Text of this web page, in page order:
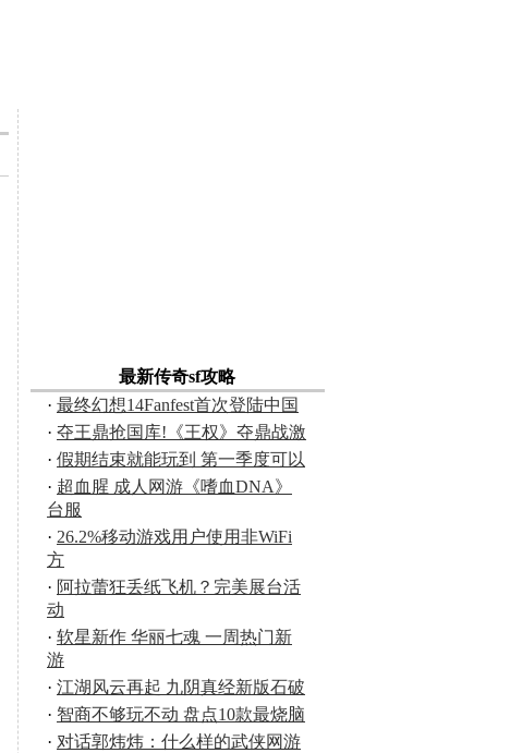
最新传奇sf攻略
· 最终幻想14Fanfest首次登陆中国
· 夺王鼎抢国库!《王权》夺鼎战激
· 假期结束就能玩到 第一季度可以
· 超血腥 成人网游《嗜血DNA》
台服
· 26.2%移动游戏用户使用非WiFi
方
· 阿拉蕾狂丢纸飞机？完美展台活
动
· 软星新作 华丽七魂 一周热门新
游
· 江湖风云再起 九阴真经新版石破
· 智商不够玩不动 盘点10款最烧脑
· 对话郭炜炜：什么样的武侠网游